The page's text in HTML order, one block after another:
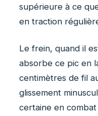
supérieure à ce
en traction
Le frein, quand il
absorbe ce pic en
centimètres de fil
glissement
certaine en